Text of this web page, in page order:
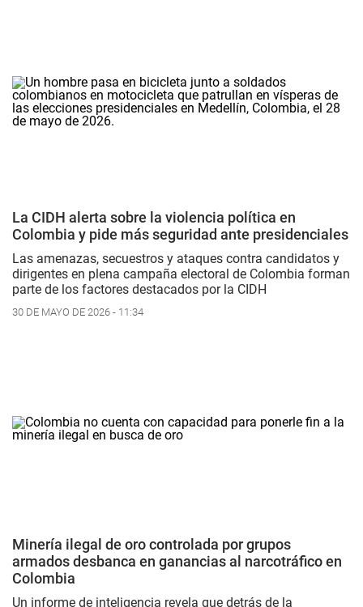
La CIDH alerta sobre la violencia política en
Colombia y pide más seguridad ante presidenciales
Las amenazas, secuestros y ataques contra candidatos y
dirigentes en plena campaña electoral de Colombia forman
parte de los factores destacados por la CIDH
30 DE MAYO DE 2026 - 11:34
Minería ilegal de oro controlada por grupos
armados desbanca en ganancias al narcotráfico en
Colombia
Un informe de inteligencia revela que detrás de la